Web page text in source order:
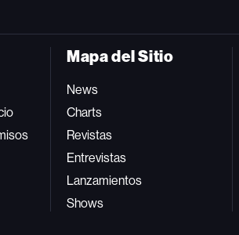
Mapa del Sitio
News
Charts
Revistas
Entrevistas
Lanzamientos
Shows